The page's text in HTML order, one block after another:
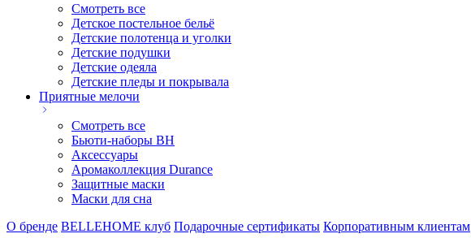
Смотреть все
Детское постельное бельё
Детские полотенца и уголки
Детские подушки
Детские одеяла
Детские пледы и покрывала
Приятные мелочи
Смотреть все
Бьюти-наборы ВН
Аксессуары
Аромаколлекция Durance
Защитные маски
Маски для сна
О бренде BELLEHOME клуб Подарочные сертификаты Корпоративным клиентам